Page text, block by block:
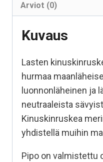
Arviot (0)
Kuvaus
Lasten
hurmaa
luonnonläheinen ja
neutraaleista
Kinuskinruskea
yhdistellä muihin
Pipo on valmistettu